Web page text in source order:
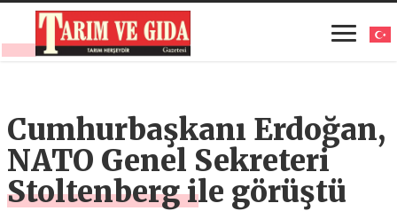
Cumhurbaşkanı Erdoğan,
NATO Genel Sekreteri
Stoltenberg ile görüştü